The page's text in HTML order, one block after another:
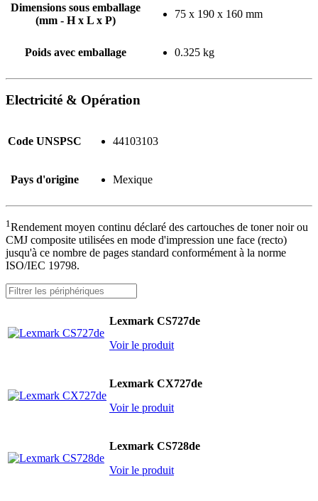
Dimensions sous emballage
(mm - H x L x P)
75 x 190 x 160 mm
Poids avec emballage 0.325 kg
Electricité & Opération
Code UNSPSC 44103103
Pays d'origine Mexique
1Rendement moyen continu déclaré des cartouches de toner noir ou
CMJ composite utilisées en mode d'impression une face (recto)
jusqu'à ce nombre de pages standard conformément à la norme
ISO/IEC 19798.
Lexmark CS727de
Voir le produit
Lexmark CX727de
Voir le produit
Lexmark CS728de
Voir le produit